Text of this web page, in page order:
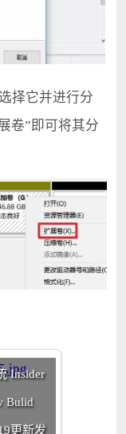
择它并进行分
卷”即可将其分
Insider
Bulid
更新发